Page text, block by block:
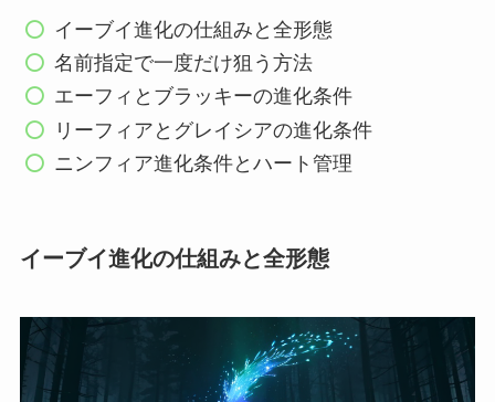
イーブイ進化の仕組みと全形態
名前指定で一度だけ狙う方法
エーフィとブラッキーの進化条件
リーフィアとグレイシアの進化条件
ニンフィア進化条件とハート管理
イーブイ進化の仕組みと全形態